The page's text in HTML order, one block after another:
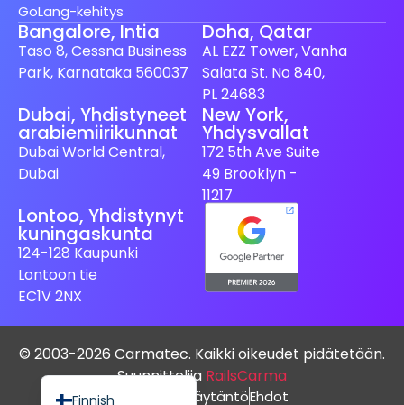
GoLang-kehitys
Bangalore, Intia
Taso 8, Cessna Business
Park, Karnataka 560037
Doha, Qatar
AL EZZ Tower, Vanha
Salata St. No 840,
PL 24683
Dubai, Yhdistyneet
arabiemiirikunnat
Dubai World Central,
Dubai
New York,
Yhdysvallat
172 5th Ave Suite
49 Brooklyn -
11217
Lontoo, Yhdistynyt
kuningaskunta
124-128 Kaupunki
Lontoon tie
EC1V 2NX
© 2003-2026 Carmatec. Kaikki oikeudet pidätetään.
Suunnittelija RailsCarma
TietosuojakäytäntöEhdot
Finnish
French
German
Japanese
Swedish
Spanish (Spain)